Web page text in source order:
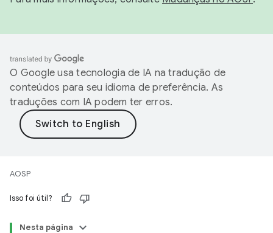
O Google usa tecnologia de IA na tradução de
conteúdos para seu idioma de preferência. As
traduções com IA podem ter erros.
AOSP
Isso foi útil?
Nesta página